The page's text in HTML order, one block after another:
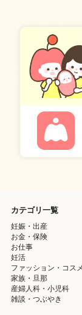
カテゴリ一覧
妊娠・出産
お金・保険
お仕事
妊活
ファッション・コスメ
家族・旦那
産婦人科・小児科
雑談・つぶやき